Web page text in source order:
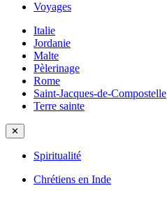
Voyages
Italie
Jordanie
Malte
Pèlerinage
Rome
Saint-Jacques-de-Compostelle
Terre sainte
✕
Spiritualité
Chrétiens en Inde